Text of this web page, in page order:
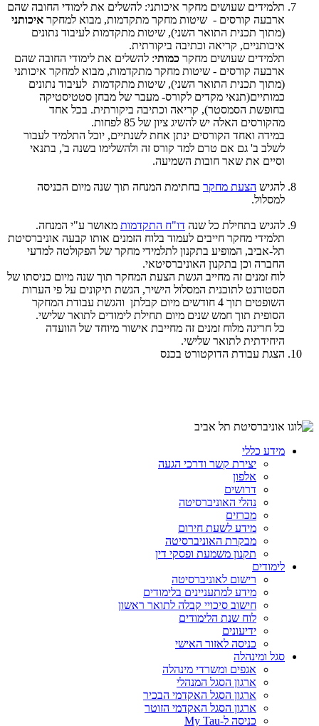
תלמידים שעושים מחקר איכותני: להשלים את לימודי החובה שהם
ארבעה קורסים - שיטות מחקר מתקדמות, מבוא למחקר איכותני
(מתוך תכנית התואר השני), שיטות מתקדמות לעיבוד נתונים
איכותניים, קריאה וכתיבה ביקורתית.
תלמידים שעושים מחקר כמותי: להשלים את לימודי החובה שהם
ארבעה קורסים - שיטות מחקר מתקדמות, מבוא למחקר איכותני
(מתוך תכנית התואר השני), שיטות מתקדמות לעיבוד נתונים
כמותיים(תנאי מקדים לקורס- מעבר של מבחן סטטיסטיקה
בחופשת הסמסטר), קריאה וכתיבה ביקורתית. בכל אחד
מהקורסים האלה יש להשיג ציון של 85 לפחות.
​במידה ואחד הקורסים ינתן אחת לשנתיים, יוכל התלמיד לעבור
לשלב ב' גם אם טרם למד קורס זה ולהשלימו בשנה ב', בתנאי
וסיים את שאר חובות השמיעה.
להגיש הצעת מחקר בחתימת המנחה תוך שנה מיום הכניסה
למסלול.
להגיש בתחילת כל שנה דו"ח התקדמות מאושר ע"י המנחה.
תלמידי מחקר חייבים לעמוד בלוח הזמנים אותו קבעה אוניברסיטת
תל-אביב, המופיע בתקנון לתלמידי מחקר של הפקולטה למדעי
החברה וכן בתקנון האוניברסיטאי.
לוח זמנים זה מחייב הגשת הצעת המחקר תוך שנה מיום כניסתו של
הסטודנט לתוכנית המסלול הישיר, הגשת תיקונים על פי הערות
השופטים תוך 4 חודשים מיום קבלתן והגשת עבודת המחקר
הסופית תוך חמש שנים מיום תחילת לימודים לתואר שלישי.
כל חריגה מלוח זמנים זה מחייבת אישור מיוחד של הוועדה
היחידתית לתואר שלישי.
הצגת עבודת הדוקטורט בכנס
מידע כללי
יצירת קשר ודרכי הגעה
אלפון
דרושים
נהלי האוניברסיטה
מכרזים
מידע לשעת חירום
מבקרת האוניברסיטה
תקנון משמעת ופסקי דין
לימודים
רישום לאוניברסיטה
מידע למתעניינים בלימודים
חישוב סיכויי קבלה לתואר ראשון
לוח שנת הלימודים
ידיעונים
כניסה לאזור האישי
סגל ומינהלה
אגפים ומשרדי מינהלה
ארגון הסגל המנהלי
ארגון הסגל האקדמי הבכיר
ארגון הסגל האקדמי הזוטר
כניסה ל-My Tau